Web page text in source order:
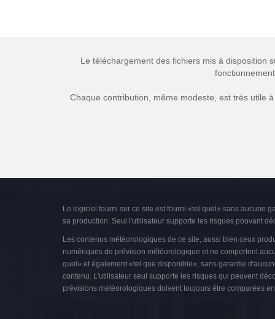
Le téléchargement des fichiers mis à disposition
Chaque contribution, même modeste, est très utile
Le logiciel fourni sur ce site est fourni «tel quel» sans aucune
sa production. Seul l'utilisateur supporte les risques pouvant
Les contenus météorologiques de ce site, aussi bien ceux
numériques de prévision météorologique et ne comportent
quel» et également «tel que disponible», sans garantie
contenu. L'utilisateur seul supporte les risques qui peuvent
prévisions météorologiques doivent toujours être comparées